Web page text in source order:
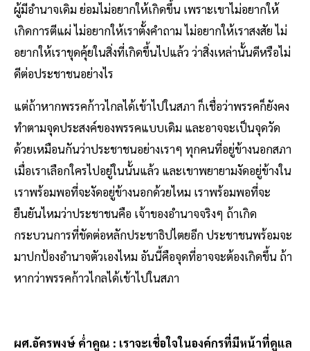
ผู้มีอำนาจเดิม ย่อมไม่อยากให้เกิดขึ้น เพราะเขาไม่อยากให้
เกิดการตีแผ่ ไม่อยากให้เราตั้งคำถาม ไม่อยากให้เราสงสัย ไม่
อยากให้เราขุดคุ้ยในสิ่งที่เกิดขึ้นไปแล้ว ว่าสิ่งเหล่านั้นดีหรือไม่
ดีต่อประชาชนอย่างไร
แต่ถ้าหากพรรคก้าวไกลได้เข้าไปในสภา ก็เชื่อว่าพรรคก็ยังคง
ทำตามจุดประสงค์ของพรรคแบบเดิม และอาจจะเป็นจุดวัด
ด้วยเหมือนกันว่าประชาชนอย่างเราๆ ทุกคนที่อยู่ข้างนอกสภา
เมื่อเราเลือกใครไปอยู่ในนั้นแล้ว และเขาพยายามงัดอยู่ข้างใน
เราพร้อมพอที่จะงัดอยู่ข้างนอกด้วยไหม เราพร้อมพอที่จะ
ยืนยันไหมว่าประชาชนคือ เจ้าของอำนาจจริงๆ ถ้าเกิด
กระบวนการที่ขัดต่อหลักประชาธิปไตยอีก ประชาชนพร้อมจะ
มาปกป้องอำนาจตัวเองไหม อันนี้คือจุดที่อาจจะต้องเกิดขึ้น ถ้า
หากว่าพรรคก้าวไกลได้เข้าไปในสภา
ผศ.อัครพงษ์ ค่ำคูณ : เราจะเชื่อใจในองค์กรที่มีหน้าที่ดูแล